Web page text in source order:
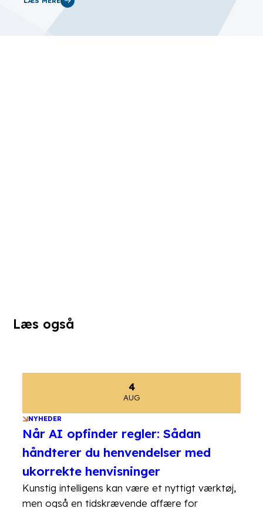
Læs også
4
AUG
NYHEDER
Når AI opfinder regler: Sådan
håndterer du henvendelser med
ukorrekte henvisninger
Kunstig intelligens kan være et nyttigt værktøj,
men også en tidskrævende affære for